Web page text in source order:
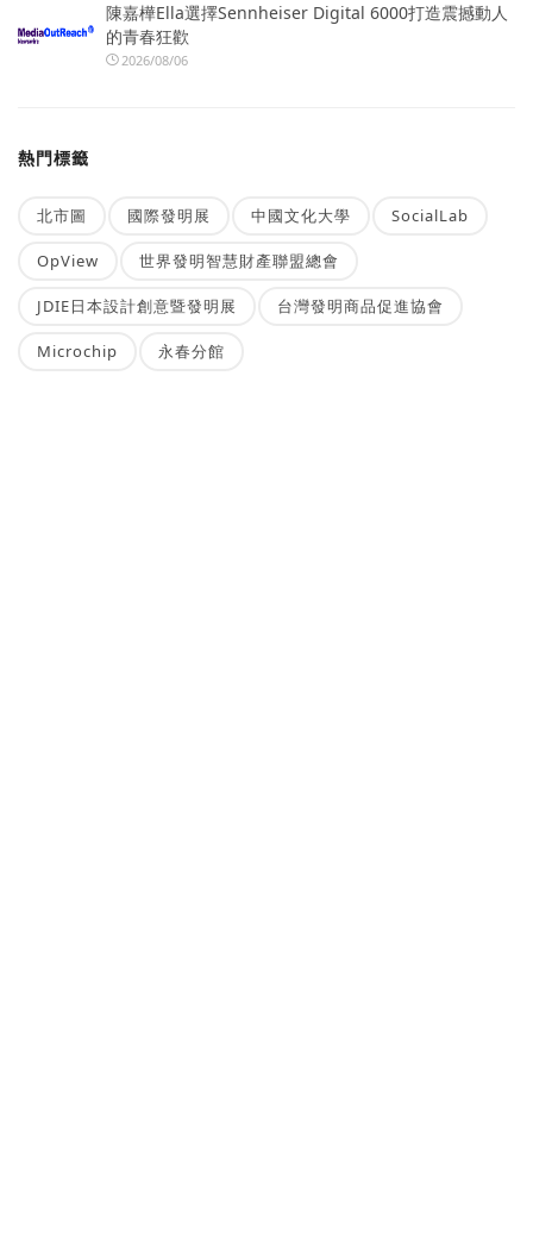
陳嘉樺Ella選擇Sennheiser Digital 6000打造震撼動人
的青春狂歡
2026/08/06
熱門標籤
北市圖 國際發明展 中國文化大學 SocialLab
OpView 世界發明智慧財產聯盟總會
JDIE日本設計創意暨發明展 台灣發明商品促進協會
Microchip 永春分館